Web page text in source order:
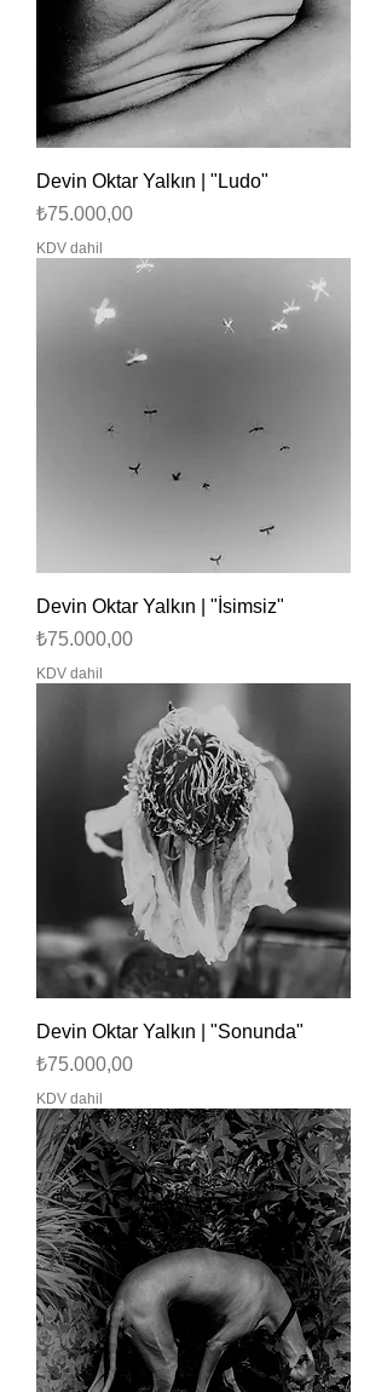
Devin Oktar Yalkın | "Ludo"
Fiyat
₺75.000,00
KDV dahil
Devin Oktar Yalkın | "İsimsiz"
Fiyat
₺75.000,00
KDV dahil
Devin Oktar Yalkın | "Sonunda"
Fiyat
₺75.000,00
KDV dahil